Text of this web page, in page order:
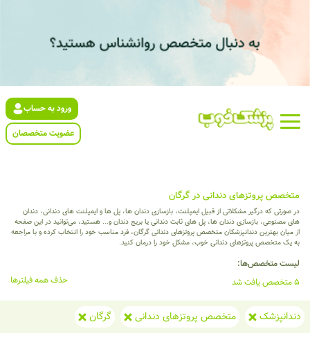
ورود به حساب
عضویت متخصصان
متخصص پروتزهای دندانی در گرگان
در صورتی که درگیر مشکلاتی از قبیل ایمپلنت، بازسازی دندان ها، پل ها و ایمپلنت های دندانی، دندان
های مصنوعی، بازسازی دندان ها، پل های ثابت دندانی یا بریج دندان و... هستید، می‌توانید در این صفحه
از میان بهترین دندانپزشکان متخصص پروتزهای دندانی گرگان، فرد مناسب خود را انتخاب کرده و با مراجعه
به یک متخصص پروتزهای دندانی خوب، مشکل خود را درمان کنید.
لیست متخصص‌ها:
5 متخصص یافت شد
حذف همه فیلترها
دندانپزشک متخصص پروتزهای دندانی گرگان